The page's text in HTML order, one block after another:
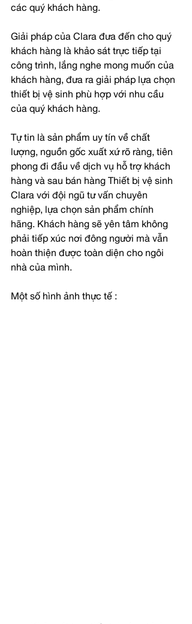
các quý khách hàng.
Giải pháp của Clara đưa đến cho quý
khách hàng là khảo sát trực tiếp tại
công trình, lắng nghe mong muốn của
khách hàng, đưa ra giải pháp lựa chọn
thiết bị vệ sinh phù hợp với nhu cầu
của quý khách hàng.
Tự tin là sản phẩm uy tín về chất
lượng, nguồn gốc xuất xứ rõ ràng, tiên
phong đi đầu về dịch vụ hỗ trợ khách
hàng và sau bán hàng Thiết bị vệ sinh
Clara với đội ngũ tư vấn chuyên
nghiệp, lựa chọn sản phẩm chính
hãng. Khách hàng sẽ yên tâm không
phải tiếp xúc nơi đông người mà vẫn
hoàn thiện được toàn diện cho ngôi
nhà của mình.
Một số hình ảnh thực tế :